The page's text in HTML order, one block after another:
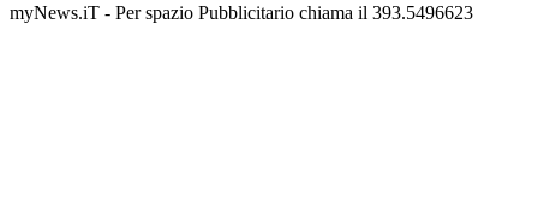
myNews.iT - Per spazio Pubblicitario chiama il 393.5496623